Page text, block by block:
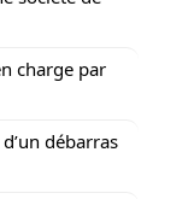
charge par
débarras